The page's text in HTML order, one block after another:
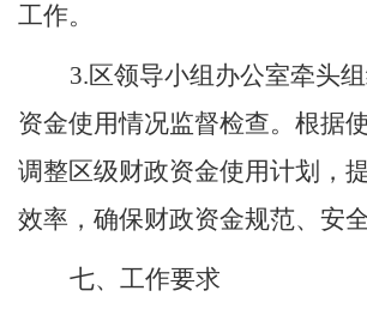
工作。
3.区领导小组办公室牵头
资金使用情况监督检查。根据
调整区级财政资金使用计划，
效率，确保财政资金规范、安全
七、工作要求